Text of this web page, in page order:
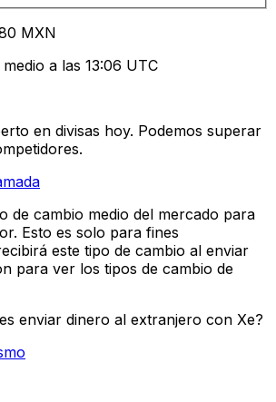
MXN
a las 13:06 UTC
en divisas hoy. Podemos superar
de cambio medio del mercado para
Esto es solo para fines
este tipo de cambio al enviar
para ver los tipos de cambio de
enviar dinero al extranjero con Xe?